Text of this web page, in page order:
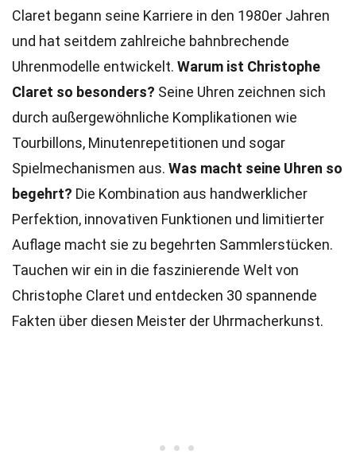
Claret begann seine Karriere in den 1980er Jahren
und hat seitdem zahlreiche bahnbrechende
Uhrenmodelle entwickelt. Warum ist Christophe
Claret so besonders? Seine Uhren zeichnen sich
durch außergewöhnliche Komplikationen wie
Tourbillons, Minutenrepetitionen und sogar
Spielmechanismen aus. Was macht seine Uhren so
begehrt? Die Kombination aus handwerklicher
Perfektion, innovativen Funktionen und limitierter
Auflage macht sie zu begehrten Sammlerstücken.
Tauchen wir ein in die faszinierende Welt von
Christophe Claret und entdecken 30 spannende
Fakten über diesen Meister der Uhrmacherkunst.